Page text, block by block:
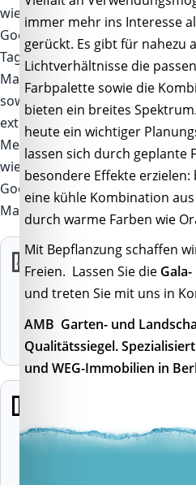
immer mehr ins Interesse
gerückt. Es gibt für nahezu
Lichtverhältnisse die
Farbpalette sowie die
bieten ein breites
heute ein wichtiger
lassen sich durch geplante
besondere Effekte
eine kühle Kombination
durch warme Farben wie
Mit Bepflanzung schaffen
Freien. Lassen Sie die
und treten Sie mit uns in
AMB Garten- und
Qualitätssiegel.
und WEG-Immobilien in
wie
Google
Tag
Manager
sowie
externe
Medien
wie
Google
Maps.
Funktional
den Betrieb der
Speicherung
Ihrer Auswahl.
Erlaubt Google
Tag Manager